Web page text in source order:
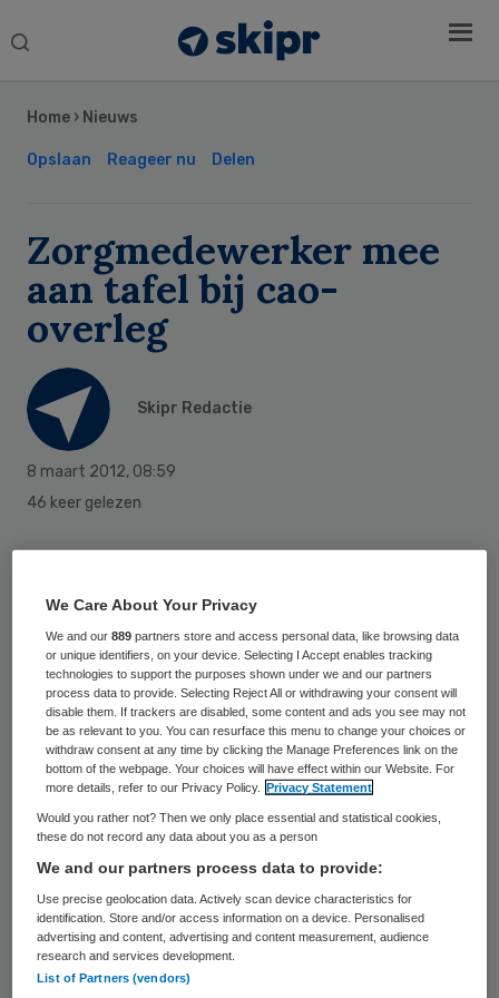
Search
Home › Nieuws
Opslaan Reageer nu Delen
Zorgmedewerker mee
aan tafel bij cao-
overleg
Skipr Redactie
8 maart 2012, 08:59
46 keer gelezen
zorgmedewerker toevoegen aan zijn
onderhandelingsdelegatie voor een nieuwe
cao in de verpleeg-, verzorgingshuizen en
thuiszorg (VVT). Vorige week werd het
overleg opgeschort, omdat werkgevers en
de andere bonden het niet eens waren over
de samenstelling van de afvaardiging van
Abvakabo FNV. Deze had twee
zorgmedewerkers meegebracht. Het
nieuwe overleg vindt op 21 maart plaats.
Abvakabo FNV had twee zorgmedewerkers
als toehoorder voor de onderhandelingen
Sidebar
We Care About Your Privacy
We and our889 partners store and access personal data, like browsing data
or unique identifiers, on your device. Selecting I Accept enables tracking
technologies to support the purposes shown under we and our partners
process data to provide. Selecting Reject All or withdrawing your consent will
disable them. If trackers are disabled, some content and ads you see may not
be as relevant to you. You can resurface this menu to change your choices or
withdraw consent at any time by clicking the Manage Preferences link on the
bottom of the webpage. Your choices will have effect within our Website. For
more details, refer to our Privacy Policy.
Privacy Statement
Would you rather not? Then we only place essential and statistical cookies,
these do not record any data about you as a person
We and our partners process data to provide:
Use precise geolocation data. Actively scan device characteristics for
identification. Store and/or access information on a device. Personalised
advertising and content, advertising and content measurement, audience
research and services development.
List of Partners (vendors)